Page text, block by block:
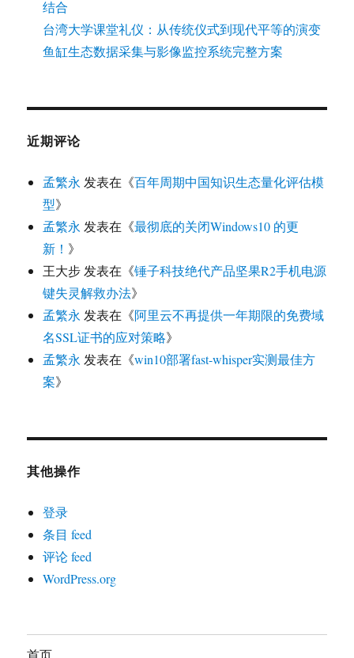
结合
台湾大学课堂礼仪：从传统仪式到现代平等的演变
鱼缸生态数据采集与影像监控系统完整方案
近期评论
孟繁永 发表在《百年周期中国知识生态量化评估模
型》
孟繁永 发表在《最彻底的关闭Windows10 的更
新！ 》
王大步 发表在《锤子科技绝代产品坚果R2手机电源
键失灵解救办法》
孟繁永 发表在《阿里云不再提供一年期限的免费域
名SSL证书的应对策略》
孟繁永 发表在《win10部署fast-whisper实测最佳方
案》
其他操作
登录
条目 feed
评论 feed
WordPress.org
首页